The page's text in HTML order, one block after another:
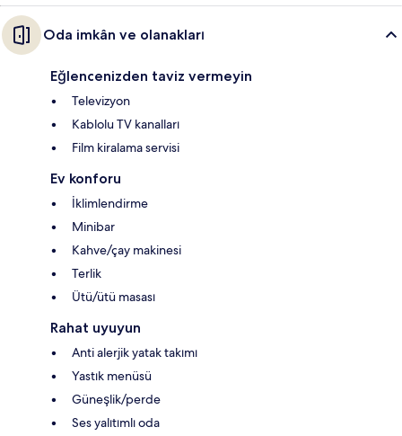
Oda imkân ve olanakları
Eğlencenizden taviz vermeyin
Televizyon
Kablolu TV kanalları
Film kiralama servisi
Ev konforu
İklimlendirme
Minibar
Kahve/çay makinesi
Terlik
Ütü/ütü masası
Rahat uyuyun
Anti alerjik yatak takımı
Yastık menüsü
Güneşlik/perde
Ses yalıtımlı oda